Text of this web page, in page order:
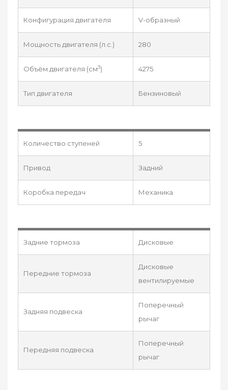
Конфигурация двигателя V-образный
Мощность двигателя (л.с.) 280
Объём двигателя (см3) 4275
Тип двигателя Бензиновый
Количество ступеней 5
Привод Задний
Коробка передач Механика
Задние тормоза Дисковые
Передние тормоза
Дисковые
вентилируемые
Задняя подвеска
Поперечный
рычаг
Передняя подвеска
Поперечный
рычаг